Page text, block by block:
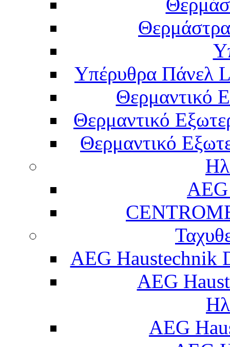
Υπέρυθρα Πάνελ
Θερμαντικό
Θερμαντικό
Θερμαντικό
AEG Haustechnik
AEG
AEG